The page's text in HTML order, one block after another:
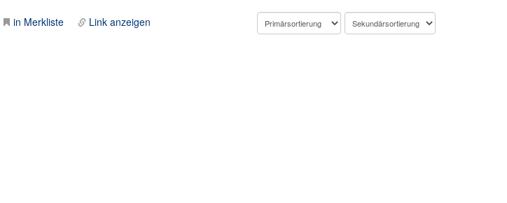
in Merkliste Link anzeigen